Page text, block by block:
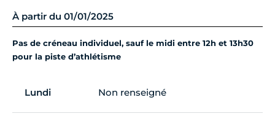
À partir du 01/01/2025
Pas de créneau individuel, sauf le midi entre 12h et 13h30
pour la piste d’athlétisme
Lundi Non renseigné